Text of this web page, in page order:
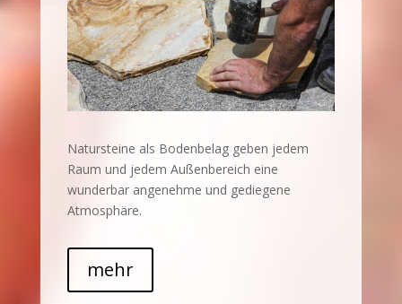
Natursteine als Bodenbelag geben jedem
Raum und jedem Außenbereich eine
wunderbar angenehme und gediegene
Atmosphäre.
mehr